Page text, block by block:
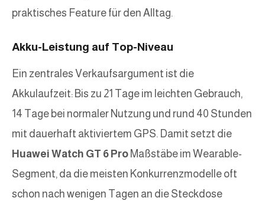
praktisches Feature für den Alltag.
Akku-Leistung auf Top-Niveau
Ein zentrales Verkaufsargument ist die
Akkulaufzeit: Bis zu 21 Tage im leichten Gebrauch,
14 Tage bei normaler Nutzung und rund 40 Stunden
mit dauerhaft aktiviertem GPS. Damit setzt die
Huawei Watch GT 6 Pro Maßstäbe im Wearable-
Segment, da die meisten Konkurrenzmodelle oft
schon nach wenigen Tagen an die Steckdose